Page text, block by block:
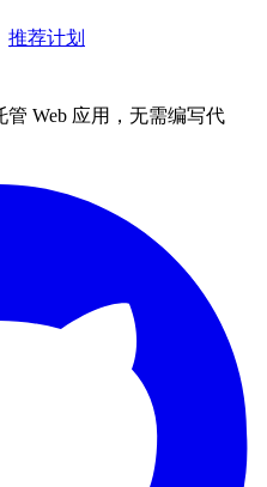
推荐计划
Web 应用，无需编写代